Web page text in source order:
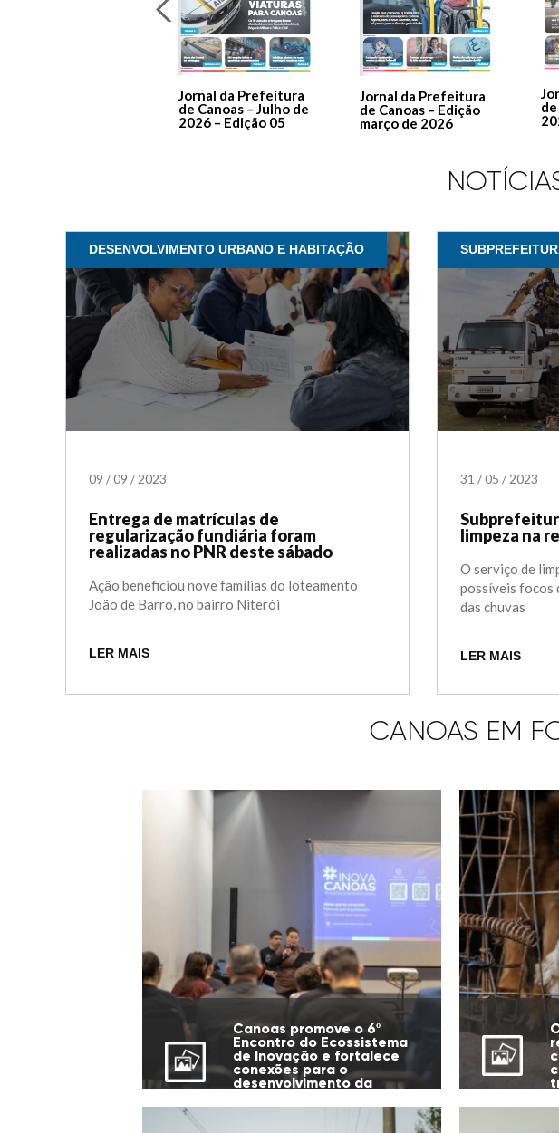
Jornal da Prefeitura
de Canoas – Julho de
2026 – Edição 05
Jornal da Prefeitura
de Canoas – Edição
março de 2026
DESENVOLVIMENTO URBANO E HABITAÇÃO
09 /09 / 2023
Entrega de matrículas de
regularização fundiária foram
realizadas no PNR deste sábado
Ação beneficiou nove famílias do loteamento
João de Barro, no bairro Niterói
LER MAIS
31 /05 / 2023
limpeza na
O serviço de
possíveis focos
das chuvas
LER MAIS
CANOAS EM
Canoas promove o 6º
Encontro do Ecossistema
de Inovação e fortalece
conexões para o
desenvolvimento da